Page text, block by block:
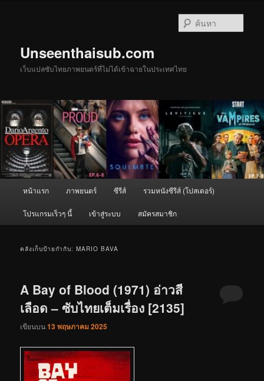
Unseenthaisub.com
เว็บแปลซับไทยภาพยนตร์ที่ไม่ได้เข้าฉายในประเทศไทย
หน้าแรก ภาพยนตร์ ซีรีส์ รวมหนังซีรีส์ (โปสเตอร์)
โปรแกรมเร็วๆ นี้ เข้าสู่ระบบ สมัครสมาชิก
คลังเก็บป้ายกำกับ:MARIO BAVA
A Bay of Blood (1971) อ่าวสี
เลือด – ซับไทยเต็มเรื่อง [2135]
เขียนบน13 พฤษภาคม 2025